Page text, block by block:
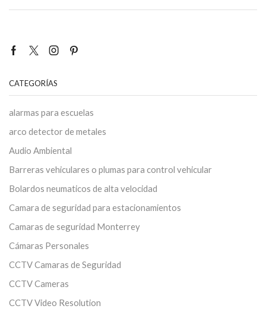
CATEGORÍAS
alarmas para escuelas
arco detector de metales
Audio Ambiental
Barreras vehiculares o plumas para control vehicular
Bolardos neumaticos de alta velocidad
Camara de seguridad para estacionamientos
Camaras de seguridad Monterrey
Cámaras Personales
CCTV Camaras de Seguridad
CCTV Cameras
CCTV Video Resolution